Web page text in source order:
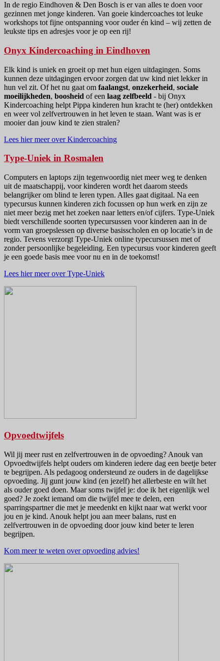
In de regio Eindhoven & Den Bosch is er van alles te doen voor
gezinnen met jonge kinderen. Van goeie kindercoaches tot leuke
workshops tot fijne ontspanning voor ouder én kind – wij zetten de
leukste tips en adresjes voor je op een rij!
Onyx Kindercoaching in Eindhoven
Elk kind is uniek en groeit op met hun eigen uitdagingen. Soms
kunnen deze uitdagingen ervoor zorgen dat uw kind niet lekker in
hun vel zit. Of het nu gaat om faalangst, onzekerheid, sociale
moeilijkheden, boosheid of een laag zelfbeeld - bij Onyx
Kindercoaching helpt Pippa kinderen hun kracht te (her) ontdekken
en weer vol zelfvertrouwen in het leven te staan. Want was is er
mooier dan jouw kind te zien stralen?
Lees hier meer over Kindercoaching
Type-Uniek in Rosmalen
Computers en laptops zijn tegenwoordig niet meer weg te denken
uit de maatschappij, voor kinderen wordt het daarom steeds
belangrijker om blind te leren typen. Alles gaat digitaal. Na een
typecursus kunnen kinderen zich focussen op hun werk en zijn ze
niet meer bezig met het zoeken naar letters en/of cijfers. Type-Uniek
biedt verschillende soorten typecursussen voor kinderen aan in de
vorm van groepslessen op diverse basisscholen en op locatie’s in de
regio. Tevens verzorgt Type-Uniek online typecursussen met of
zonder persoonlijke begeleiding. Een typecursus voor kinderen geeft
je een goede basis mee voor nu en in de toekomst!
Lees hier meer over Type-Uniek
Opvoedtwijfels
Wil jij meer rust en zelfvertrouwen in de opvoeding? Anouk van
Opvoedtwijfels helpt ouders om kinderen iedere dag een beetje beter
te begrijpen. Als pedagoog ondersteund ze ouders in de dagelijkse
opvoeding. Jij gunt jouw kind (en jezelf) het allerbeste en wilt het
als ouder goed doen. Maar soms twijfel je: doe ik het eigenlijk wel
goed? Je zoekt iemand om die twijfel mee te delen, een
sparringspartner die met je meedenkt en kijkt naar wat werkt voor
jou en je kind. Anouk helpt jou aan meer balans, rust en
zelfvertrouwen in de opvoeding door jouw kind beter te leren
begrijpen.
Kom meer te weten over opvoeding advies!